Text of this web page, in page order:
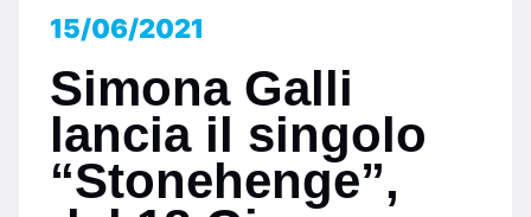
15/06/2021
Simona Galli
lancia il singolo
“Stonehenge”,